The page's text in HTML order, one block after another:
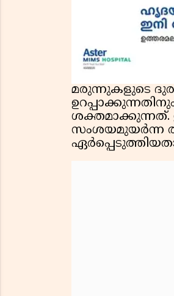
മരുന്നുകളുടെ
ശക്തമാക്കുന്നത്.
സംശയമുയർന്ന